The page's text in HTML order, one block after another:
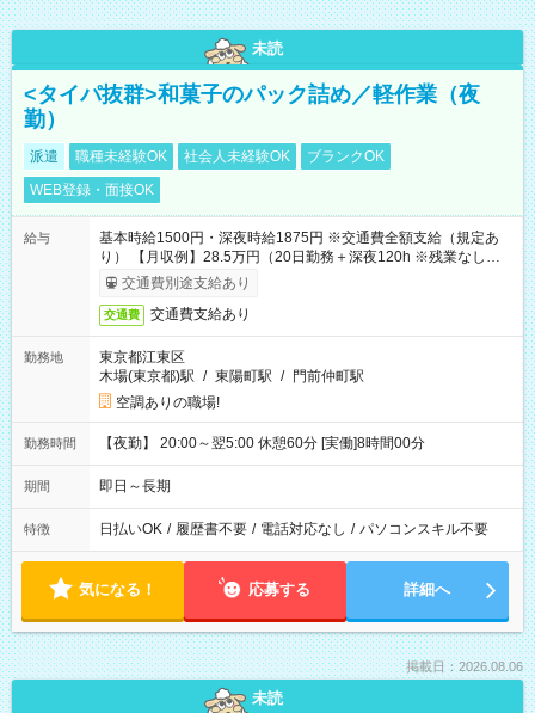
未読
<タイパ抜群>和菓子のパック詰め／軽作業（夜
勤）
派遣 職種未経験OK 社会人未経験OK
ブランクOK
WEB登録・面接OK
給与
基本時給1500円・深夜時給1875円 ※交通費全額支給（規定あ
り） 【月収例】28.5万円（20日勤務＋深夜120h ※残業なしの場
合）交通費別途支給あり
交通費 交通費支給あり
勤務地
東京都江東区
木場(東京都)駅 / 東陽町駅 / 門前仲町駅
空調ありの職場!
勤務時間 【夜勤】 20:00～翌5:00 休憩60分 [実働]8時間00分
期間 即日～長期
特徴 日払いOK / 履歴書不要 / 電話対応なし / パソコンスキル不要
気になる！ 応募する 詳細へ
掲載日：2026.08.06
未読